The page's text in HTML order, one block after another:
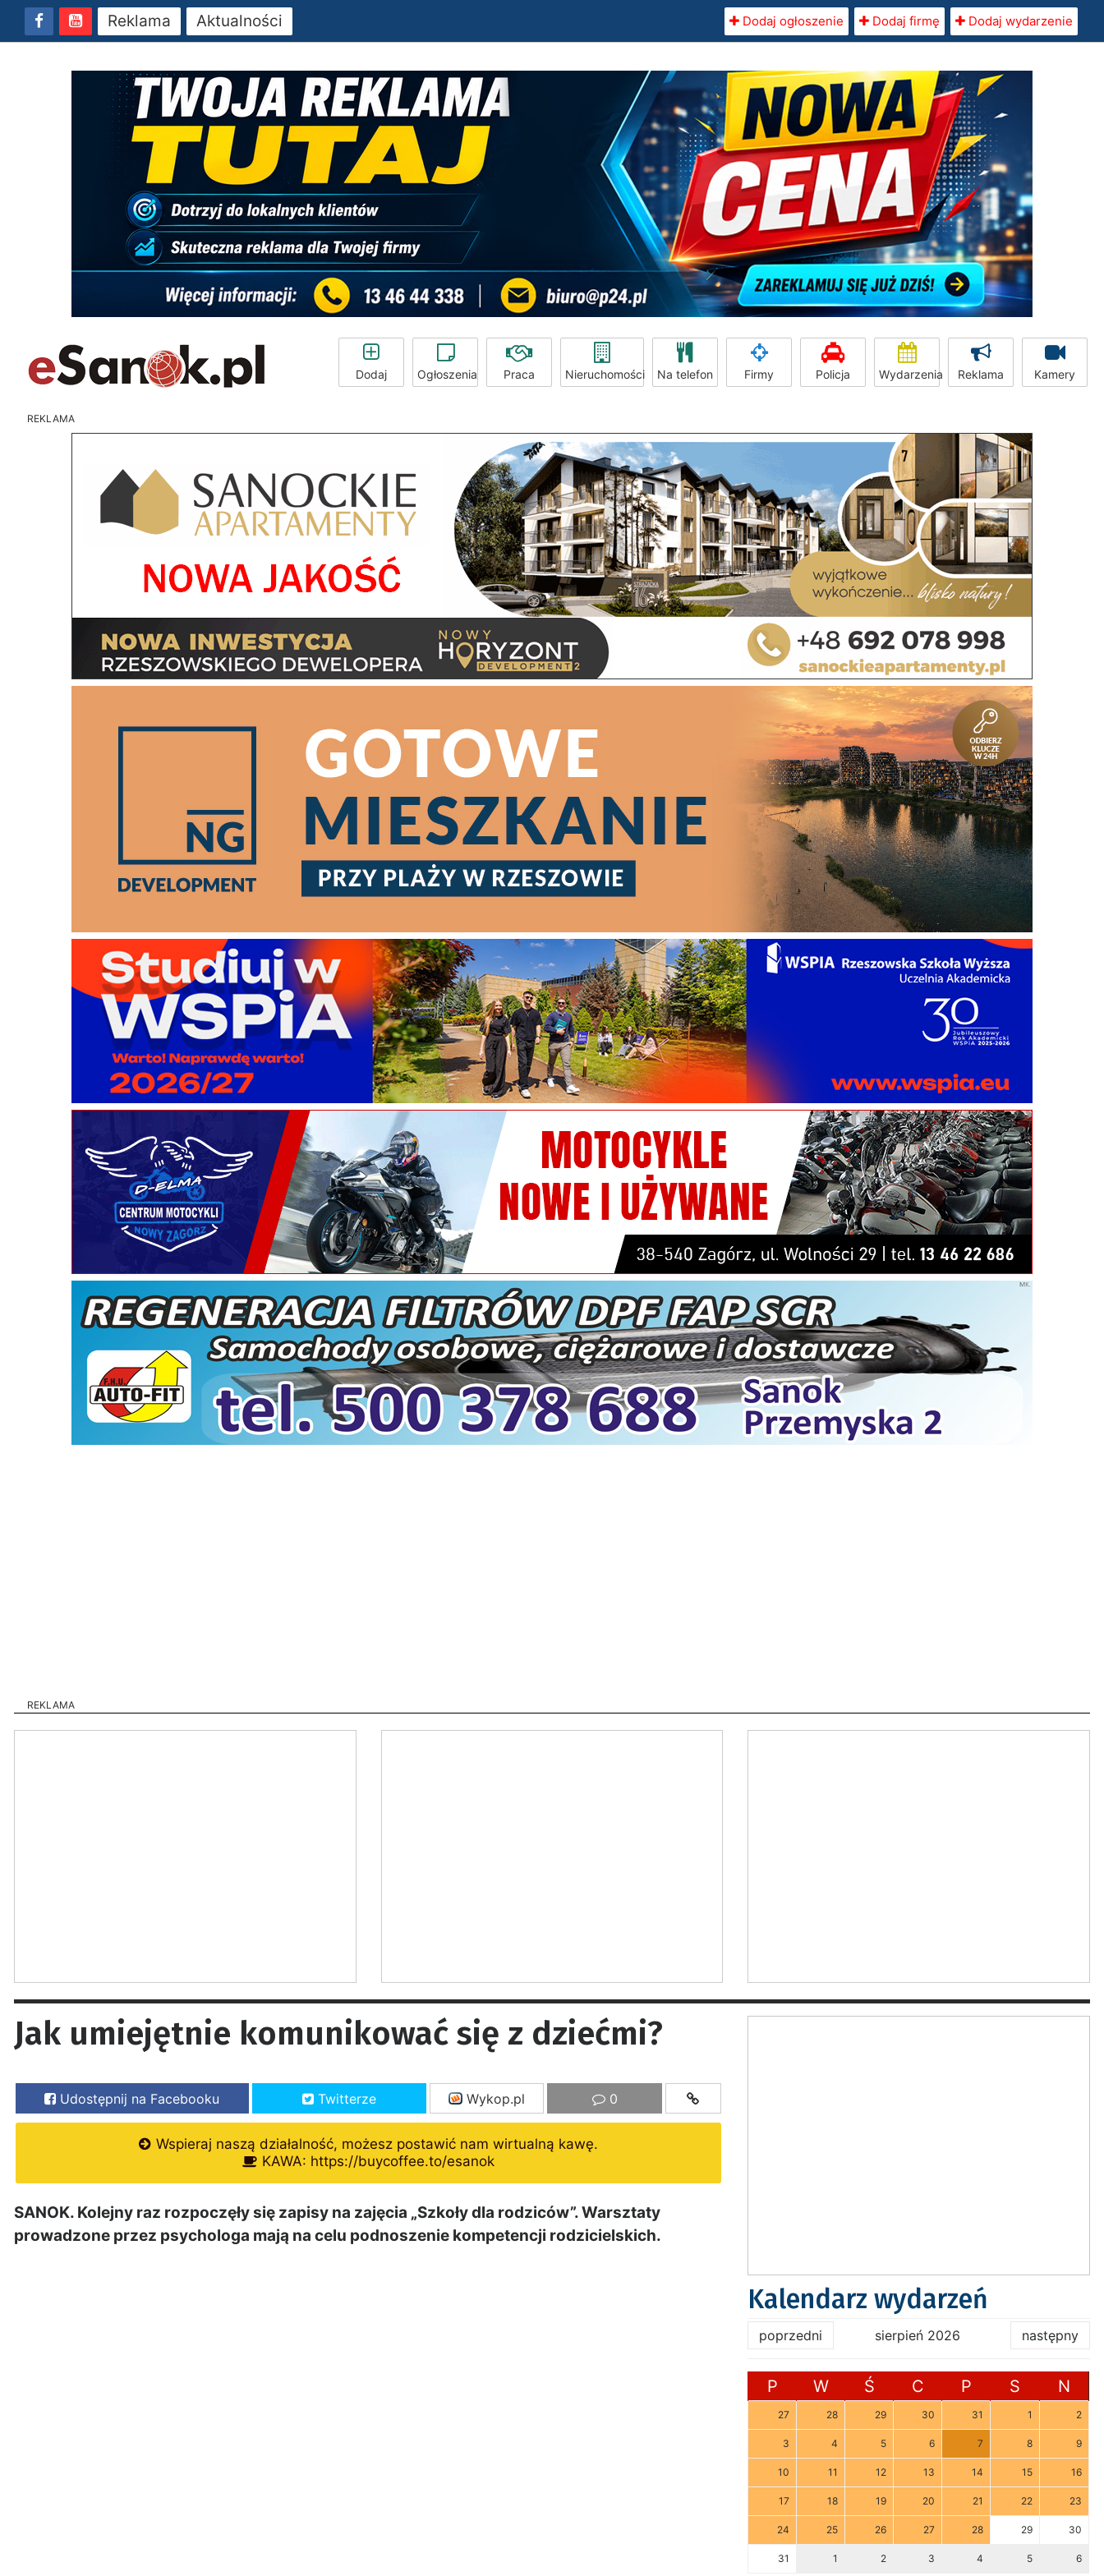
Reklama Aktualności Dodaj ogłoszenie Dodaj firmę Dodaj wydarzenie
Dodaj Ogłoszenia Praca Nieruchomości Na telefon Firmy Policja Wydarzenia Reklama Kamery
REKLAMA
REKLAMA
Jak umiejętnie komunikować się z dziećmi?
Udostępnij na Facebooku Twitterze Wykop.pl 0
Wspieraj naszą działalność, możesz postawić nam wirtualną kawę.
KAWA: https://buycoffee.to/esanok
SANOK. Kolejny raz rozpoczęły się zapisy na zajęcia „Szkoły dla rodziców”. Warsztaty
prowadzone przez psychologa mają na celu podnoszenie kompetencji rodzicielskich.
Kalendarz wydarzeń
poprzedni sierpień 2026 następny
P W Ś C P S N
27 28 29 30 31 1 2
3 4 5 6 7 8 9
10 11 12 13 14 15 16
17 18 19 20 21 22 23
24 25 26 27 28 29 30
31 1 2 3 4 5 6